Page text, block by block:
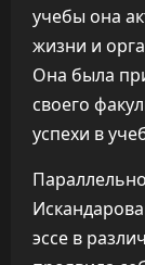
учебы она
жизни и
Она была
своего
успехи в
эссе в